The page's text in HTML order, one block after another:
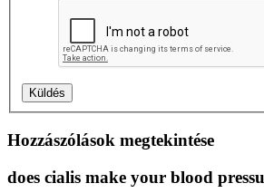
Hozzászólások megtekintése
does cialis make your blood